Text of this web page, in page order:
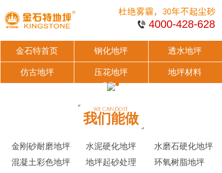
4000-428-628
金石特首页 钢化地坪 透水地坪
仿古地坪 压花地坪 地坪材料
我们能做
金刚砂耐磨地坪 水泥硬化地坪
水磨石硬化地坪
混凝土彩色地坪
地坪起砂处理
环氧树脂地坪